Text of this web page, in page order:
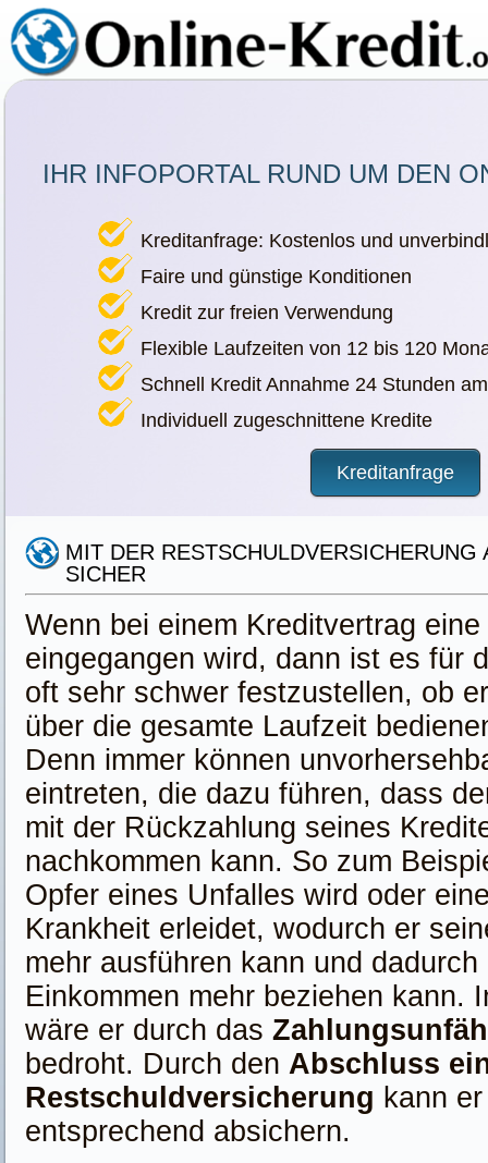
IHR INFOPORTAL RUND UM DEN
Kreditanfrage: Kostenlos und
Faire und günstige Konditionen
Kredit zur freien Verwendung
Flexible Laufzeiten von 12 bis 120
Schnell Kredit Annahme 24 Stunden
Individuell zugeschnittene Kredite
Kreditanfrage
MIT DER RESTSCHULDVERSICHERUNG
SICHER
Wenn bei einem Kreditvertrag
eingegangen wird, dann ist es für
oft sehr schwer festzustellen, ob
über die gesamte Laufzeit
Denn immer können
eintreten, die dazu führen, dass
mit der Rückzahlung seines
nachkommen kann. So zum
Opfer eines Unfalles wird oder
Krankheit erleidet, wodurch er
mehr ausführen kann und
Einkommen mehr beziehen kann.
wäre er durch das
bedroht. Durch den Abschluss
Restschuldversicherung kann
entsprechend absichern.